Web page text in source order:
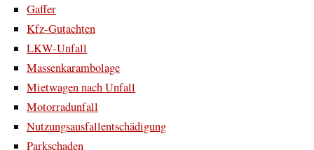
Gaffer
Kfz-Gutachten
LKW-Unfall
Massenkarambolage
Mietwagen nach Unfall
Motorradunfall
Nutzungsausfallentschädigung
Parkschaden